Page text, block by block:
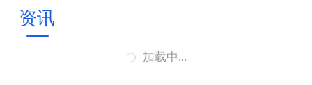
资讯
加载中...